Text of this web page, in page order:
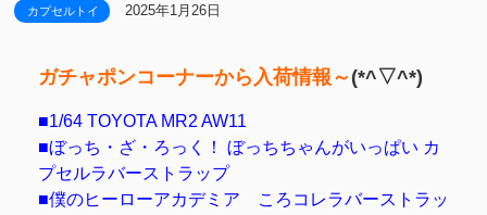
カプセルトイ 2025年1月26日
ガチャポンコーナーから入荷情報～ (*^▽^*)
■1/64 TOYOTA MR2 AW11
■ぼっち・ざ・ろっく！ ぼっちちゃんがいっぱい カ
プセルラバーストラップ
■僕のヒーローアカデミア ころコレラバーストラッ